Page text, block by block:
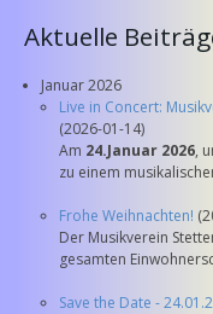
Aktuelle
Januar 2026
Live in Concert:
(2026-01-14)
Am 24.Januar 2026,
zu einem
Frohe Weihnachten!
Der Musikverein
gesamten
Save the Date -